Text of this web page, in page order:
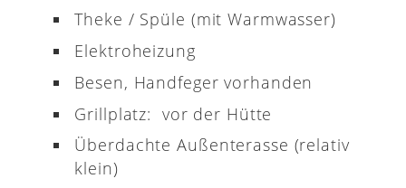
Theke / Spüle (mit Warmwasser)
Elektroheizung
Besen, Handfeger vorhanden
Grillplatz: vor der Hütte
Überdachte Außenterasse (relativ
klein)